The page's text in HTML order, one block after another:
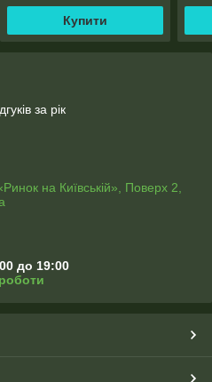
Купити
за рік
на Київській», Поверх 2,
до 19:00